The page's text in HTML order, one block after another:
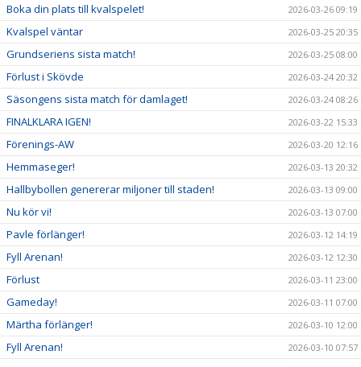
Boka din plats till kvalspelet! 2026-03-26 09:19
Kvalspel väntar 2026-03-25 20:35
Grundseriens sista match! 2026-03-25 08:00
Förlust i Skövde 2026-03-24 20:32
Säsongens sista match för damlaget! 2026-03-24 08:26
FINALKLARA IGEN! 2026-03-22 15:33
Förenings-AW 2026-03-20 12:16
Hemmaseger! 2026-03-13 20:32
Hallbybollen genererar miljoner till staden! 2026-03-13 09:00
Nu kör vi! 2026-03-13 07:00
Pavle förlänger! 2026-03-12 14:19
Fyll Arenan! 2026-03-12 12:30
Förlust 2026-03-11 23:00
Gameday! 2026-03-11 07:00
Märtha förlänger! 2026-03-10 12:00
Fyll Arenan!
2026-03-10 07:57